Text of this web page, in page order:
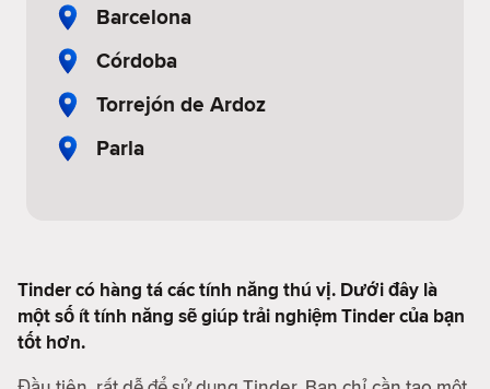
Barcelona
Córdoba
Torrejón de Ardoz
Parla
Tinder có hàng tá các tính năng thú vị. Dưới đây là
một số ít tính năng sẽ giúp trải nghiệm Tinder của bạn
tốt hơn.